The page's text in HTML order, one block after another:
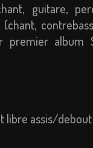
guitare,
album
assis/